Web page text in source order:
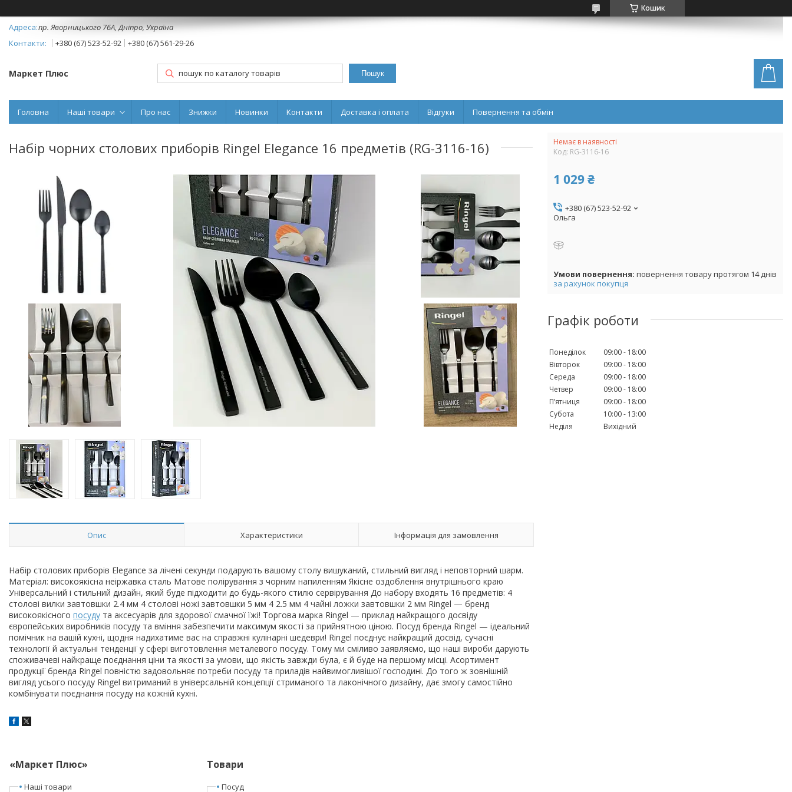
Кошик
пр. Яворницького 76А, Дніпро, Україна
+380 (67) 523-52-92
+380 (67) 561-29-26
Маркет Плюс Пошук
Головна Наші товари Про нас Знижки Новинки Контакти Доставка і оплата Відгуки Повернення та обмін
Набір чорних столових приборів Ringel Elegance 16 предметів (RG-3116-16)
Опис Характеристики Інформація для замовлення
Набір столових приборів Elegance за лічені секунди подарують вашому столу вишуканий, стильний вигляд і неповторний шарм.
Матеріал: високоякісна неіржавка сталь Матове полірування з чорним напиленням Якісне оздоблення внутрішнього краю
Універсальний і стильний дизайн, який буде підходити до будь-якого стилю сервірування До набору входять 16 предметів: 4
столові вилки завтовшки 2.4 мм 4 столові ножі завтовшки 5 мм 4 2.5 мм 4 чайні ложки завтовшки 2 мм Ringel — бренд
високоякісного посуду та аксесуарів для здорової смачної їжі! Торгова марка Ringel — приклад найкращого досвіду
європейських виробників посуду та вміння забезпечити максимум якості за прийнятною ціною. Посуд бренда Ringel — ідеальний
помічник на вашій кухні, щодня надихатиме вас на справжні кулінарні шедеври! Ringel поєднує найкращий досвід, сучасні
технології й актуальні тенденції у сфері виготовлення металевого посуду. Тому ми сміливо заявляємо, що наші вироби дарують
споживачеві найкраще поєднання ціни та якості за умови, що якість завжди була, є й буде на першому місці. Асортимент
продукції бренда Ringel повністю задовольняє потреби посуду та приладів найвимогливішої господині. До того ж зовнішній
вигляд усього посуду Ringel витриманий в універсальній концепції стриманого та лаконічного дизайну, дає змогу самостійно
комбінувати поєднання посуду на кожній кухні.
Немає в наявності
Код: RG-3116-16
1 029 ₴
+380 (67) 523-52-92
Ольга
повернення товару протягом 14 днів
за рахунок покупця
Графік роботи
Понеділок 09:00
18:00
Вівторок
09:00
18:00
Середа
09:00
18:00
Четвер
09:00
18:00
Пʼятниця
09:00
18:00
Субота
10:00
13:00
Неділя
Вихідний
«Маркет Плюс»
Наші товари
Товари
Посуд